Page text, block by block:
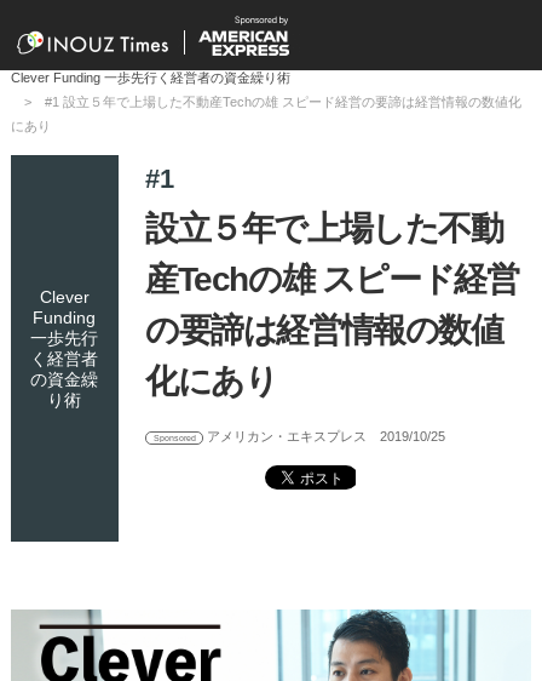
Clever Funding 一歩先行く経営者の資金繰り術
#1 設立５年で上場した不動産Techの雄 スピード経営の要諦は経営情報の数値化
にあり
Clever
Funding
一歩先行
く経営者
の資金繰
り術
#1
設立５年で上場した不動
産Techの雄 スピード経営
の要諦は経営情報の数値
化にあり
Sponsored アメリカン・エキスプレス2019/10/25